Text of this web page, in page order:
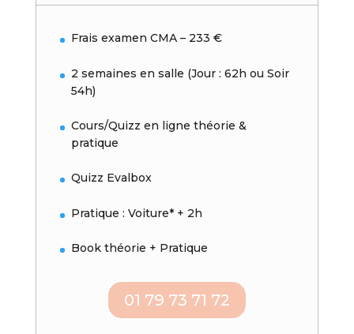
Frais examen CMA – 233 €
2 semaines en salle (Jour : 62h ou Soir
54h)
Cours/Quizz en ligne théorie &
pratique
Quizz Evalbox
Pratique : Voiture* + 2h
Book théorie + Pratique
01 79 73 71 72